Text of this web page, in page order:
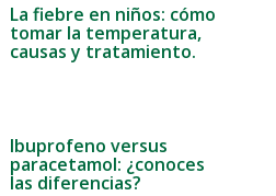
La fiebre en niños: cómo
tomar la temperatura,
causas y tratamiento.
Ibuprofeno versus
paracetamol: ¿conoces
las diferencias?